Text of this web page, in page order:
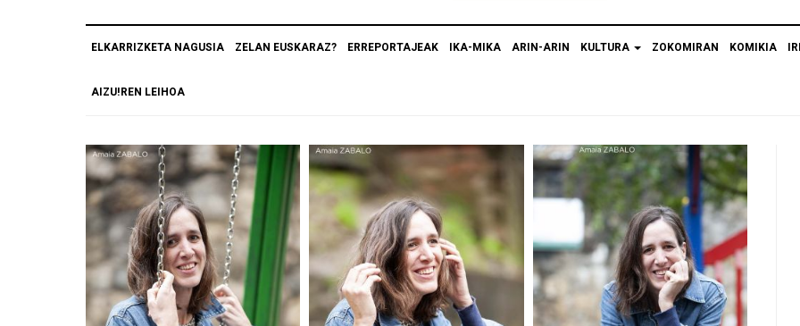
ELKARRIZKETA NAGUSIA ZELAN EUSKARAZ? ERREPORTAJEAK IKA-MIKA ARIN-ARIN KULTURA ZOKOMIRAN KOMIKIA
AIZU!REN LEIHOA